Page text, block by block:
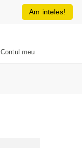
RON
Contul meu
Am inteles!